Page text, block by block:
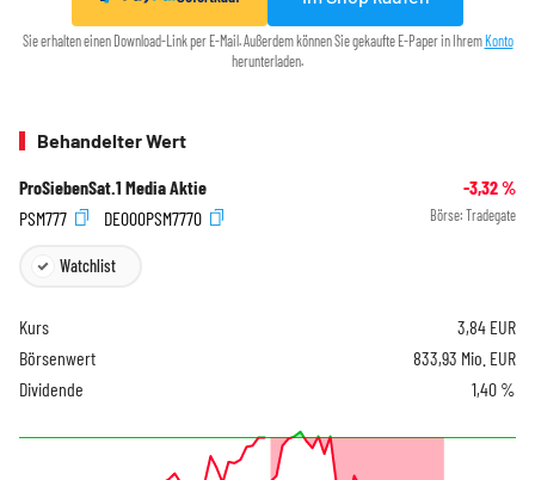
Sie erhalten einen Download-Link per E-Mail. Außerdem können Sie gekaufte E-Paper in Ihrem Konto
herunterladen.
Behandelter Wert
ProSiebenSat.1 Media Aktie -3,32%
PSM777
DE000PSM7770 Börse: Tradegate
Watchlist
Kurs 3,84 EUR
Börsenwert
833,93 Mio. EUR
Dividende
1,40 %